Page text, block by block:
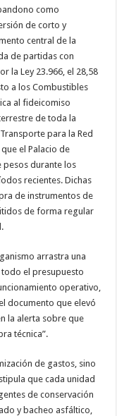
como
de corto y
central de la
de partidas con
la Ley 23.966, el 28,58
a los Combustibles
al fideicomiso
de toda la
para la Red
el Palacio de
pesos durante los
recientes. Dichas
de instrumentos de
de forma regular
arrastra una
el presupuesto
operativo,
documento que elevó
la alerta sobre que
técnica”.
de gastos, sino
que cada unidad
de conservación
y bacheo asfáltico,